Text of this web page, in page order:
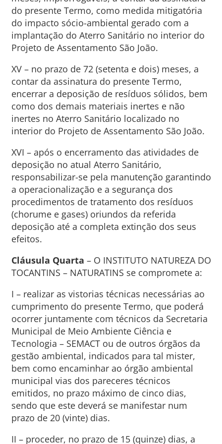
do presente Termo, como medida mitigatória
do impacto sócio-ambiental gerado com a
implantação do Aterro Sanitário no interior do
Projeto de Assentamento São João.
XV – no prazo de 72 (setenta e dois) meses, a
contar da assinatura do presente Termo,
encerrar a deposição de resíduos sólidos, bem
como dos demais materiais inertes e não
inertes no Aterro Sanitário localizado no
interior do Projeto de Assentamento São João.
XVI – após o encerramento das atividades de
deposição no atual Aterro Sanitário,
responsabilizar-se pela manutenção garantindo
a operacionalização e a segurança dos
procedimentos de tratamento dos resíduos
(chorume e gases) oriundos da referida
deposição até a completa extinção dos seus
efeitos.
Cláusula Quarta – O INSTITUTO NATUREZA DO
TOCANTINS – NATURATINS se compromete a:
I – realizar as vistorias técnicas necessárias ao
cumprimento do presente Termo, que poderá
ocorrer juntamente com técnicos da Secretaria
Municipal de Meio Ambiente Ciência e
Tecnologia – SEMACT ou de outros órgãos da
gestão ambiental, indicados para tal mister,
bem como encaminhar ao órgão ambiental
municipal vias dos pareceres técnicos
emitidos, no prazo máximo de cinco dias,
sendo que este deverá se manifestar num
prazo de 20 (vinte) dias.
II – proceder, no prazo de 15 (quinze) dias, a